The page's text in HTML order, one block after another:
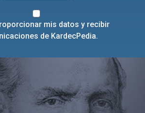
mis datos y recibir
de KardecPedia.